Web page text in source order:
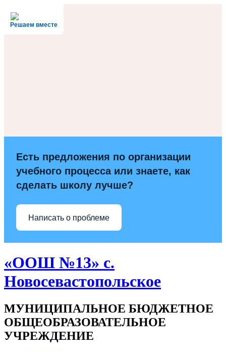
Решаем вместе
Есть предложения по организации
учебного процесса или знаете, как
сделать школу лучше?
Написать о проблеме
«ООШ №13» с.
Новосевастопольское
МУНИЦИПАЛЬНОЕ БЮДЖЕТНОЕ
ОБЩЕОБРАЗОВАТЕЛЬНОЕ
УЧРЕЖДЕНИЕ